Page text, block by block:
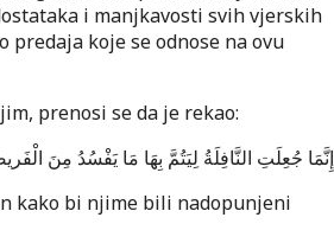
i manjkavosti svih vjerskih
predaja koje se odnose na ovu
prenosi se da je rekao:
إِنَّمَا جُعِلَتِ النَّافِلَةُ لِیَتُمَّ بِهَا مَا یَفْسُدُ مِنَ
kako bi njime bili nadopunjeni